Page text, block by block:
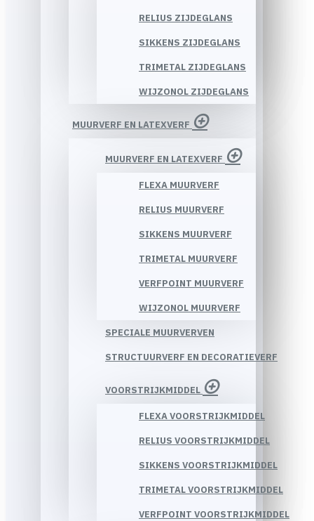
RELIUS ZIJDEGLANS
SIKKENS ZIJDEGLANS
TRIMETAL ZIJDEGLANS
WIJZONOL ZIJDEGLANS
MUURVERF EN LATEXVERF
MUURVERF EN LATEXVERF
FLEXA MUURVERF
RELIUS MUURVERF
SIKKENS MUURVERF
TRIMETAL MUURVERF
VERFPOINT MUURVERF
WIJZONOL MUURVERF
SPECIALE MUURVERVEN
STRUCTUURVERF EN DECORATIEVERF
VOORSTRIJKMIDDEL
FLEXA VOORSTRIJKMIDDEL
RELIUS VOORSTRIJKMIDDEL
SIKKENS VOORSTRIJKMIDDEL
TRIMETAL VOORSTRIJKMIDDEL
VERFPOINT VOORSTRIJKMIDDEL